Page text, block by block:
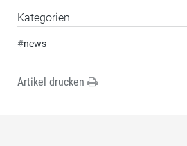
Kategorien
#news
Artikel drucken